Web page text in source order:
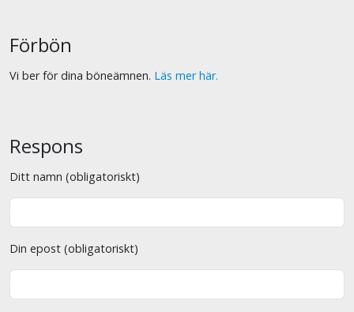
Förbön
Vi ber för dina böneämnen. Läs mer här.
Respons
Ditt namn (obligatoriskt)
Din epost (obligatoriskt)